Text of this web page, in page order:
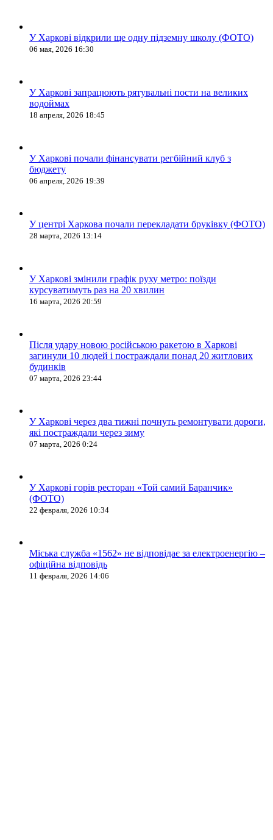
У Харкові відкрили ще одну підземну школу (ФОТО)
06 мая, 2026 16:30
У Харкові запрацюють рятувальні пости на великих
водоймах
18 апреля, 2026 18:45
У Харкові почали фінансувати регбійний клуб з
бюджету
06 апреля, 2026 19:39
У центрі Харкова почали перекладати бруківку (ФОТО)
28 марта, 2026 13:14
У Харкові змінили графік руху метро: поїзди
курсуватимуть раз на 20 хвилин
16 марта, 2026 20:59
Після удару новою російською ракетою в Харкові
загинули 10 людей і постраждали понад 20 житлових
будинків
07 марта, 2026 23:44
У Харкові через два тижні почнуть ремонтувати дороги,
які постраждали через зиму
07 марта, 2026 0:24
У Харкові горів ресторан «Той самий Баранчик»
(ФОТО)
22 февраля, 2026 10:34
Міська служба «1562» не відповідає за електроенергію –
офіційна відповідь
11 февраля, 2026 14:06